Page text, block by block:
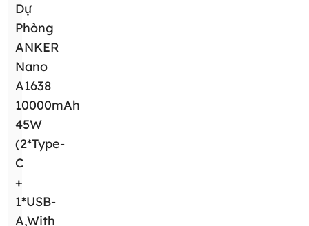
Dự
Phòng
ANKER
Nano
A1638
10000mAh
45W
(2*Type-
C
+
1*USB-
A,With